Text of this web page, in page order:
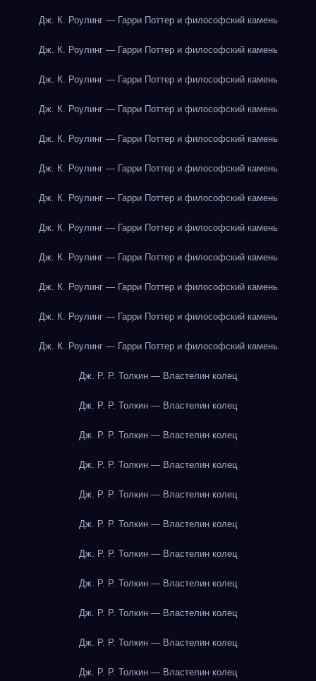
Дж. К. Роулинг — Гарри Поттер и философский камень
Дж. К. Роулинг — Гарри Поттер и философский камень
Дж. К. Роулинг — Гарри Поттер и философский камень
Дж. К. Роулинг — Гарри Поттер и философский камень
Дж. К. Роулинг — Гарри Поттер и философский камень
Дж. К. Роулинг — Гарри Поттер и философский камень
Дж. К. Роулинг — Гарри Поттер и философский камень
Дж. К. Роулинг — Гарри Поттер и философский камень
Дж. К. Роулинг — Гарри Поттер и философский камень
Дж. К. Роулинг — Гарри Поттер и философский камень
Дж. К. Роулинг — Гарри Поттер и философский камень
Дж. К. Роулинг — Гарри Поттер и философский камень
Дж. Р. Р. Толкин — Властелин колец
Дж. Р. Р. Толкин — Властелин колец
Дж. Р. Р. Толкин — Властелин колец
Дж. Р. Р. Толкин — Властелин колец
Дж. Р. Р. Толкин — Властелин колец
Дж. Р. Р. Толкин — Властелин колец
Дж. Р. Р. Толкин — Властелин колец
Дж. Р. Р. Толкин — Властелин колец
Дж. Р. Р. Толкин — Властелин колец
Дж. Р. Р. Толкин — Властелин колец
Дж. Р. Р. Толкин — Властелин колец